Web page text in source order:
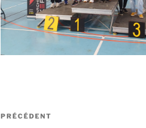
Navigation
Article
PRÉCÉDENT